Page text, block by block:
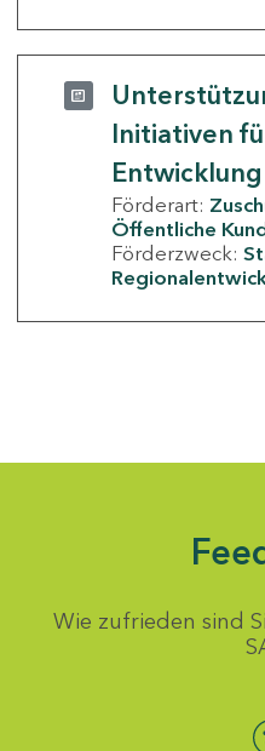
Initiativen
Entwicklung
Förderart:
Öffentliche
Förderzweck:
Wie zufrieden sind